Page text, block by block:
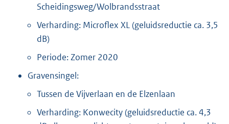
Scheidingsweg/Wolbrandsstraat
Verharding: Microflex XL (geluidsreductie ca. 3,5
dB)
Periode: Zomer 2020
Gravensingel:
Tussen de Vijverlaan en de Elzenlaan
Verharding: Konwecity (geluidsreductie ca. 4,3